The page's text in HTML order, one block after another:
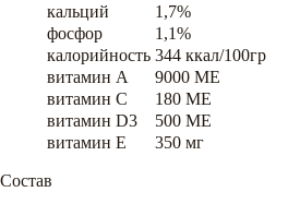
кальций
1,7%
фосфор
1,1%
калорийность 344 ккал/100гр
витамин A
9000 ME
витамин C
180 ME
витамин D3
500 ME
витамин E
350 мг
Состав